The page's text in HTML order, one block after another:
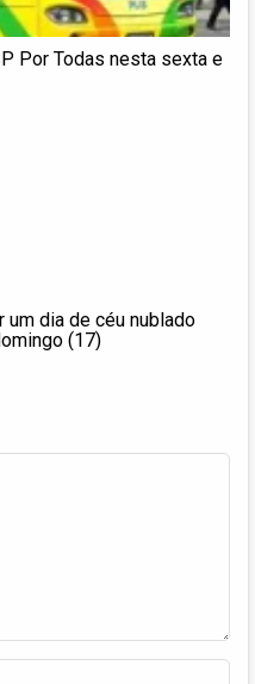
Por Todas nesta sexta e
um dia de céu nublado
(17)